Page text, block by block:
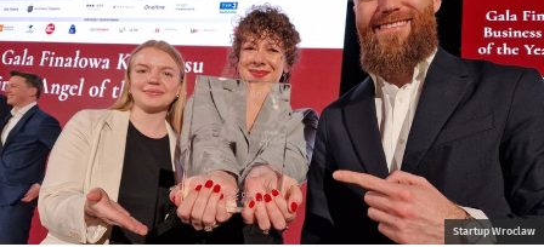
Startup Wroclaw